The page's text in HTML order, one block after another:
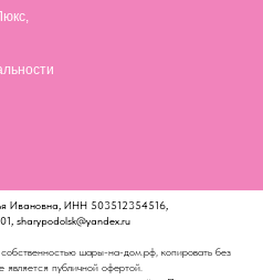
Ивановна, ИНН 503512354516,
sharypodolsk@yandex.ru
шары-на-дом.рф, копировать без
публичной офертой.